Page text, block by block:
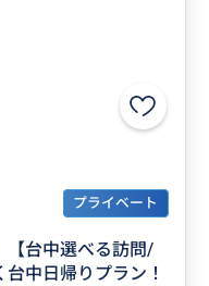
プライベート
【台中選べる訪問/
中日帰りプラン！